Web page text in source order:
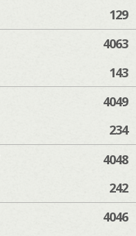
129
4063
143
4049
234
4048
242
4046